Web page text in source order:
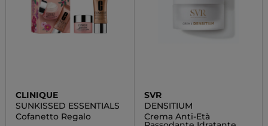
CLINIQUE
SUNKISSED ESSENTIALS
Cofanetto Regalo
SVR
DENSITIUM
Crema Anti-Età